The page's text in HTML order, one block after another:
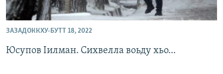
ЗАЗАДОККХУ-БУТТ 18, 2022
Юсупов Iилман. Сихвелла воьду хьо...